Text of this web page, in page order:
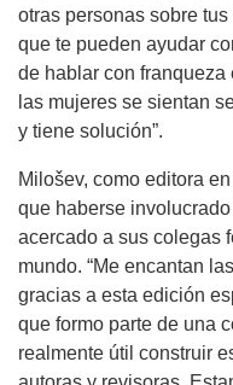
otras personas sobre
que te pueden ayudar
de hablar con franqueza
las mujeres se sientan
y tiene solución”.
Milošev, como editora
que haberse
acercado a sus colegas
mundo. “Me encantan
gracias a esta edición
que formo parte de una
realmente útil construir